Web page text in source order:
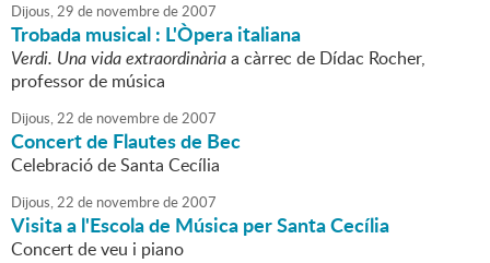
Dijous,29 de novembrede2007
Trobada musical : L'Òpera italiana
Verdi. Una vida extraordinàriaa càrrec de Dídac Rocher,
professor de música
Dijous,22 de novembrede2007
Concert de Flautes de Bec
Celebració de Santa Cecília
Dijous,22 de novembrede2007
Visita a l'Escola de Música per Santa Cecília
Concert de veu i piano